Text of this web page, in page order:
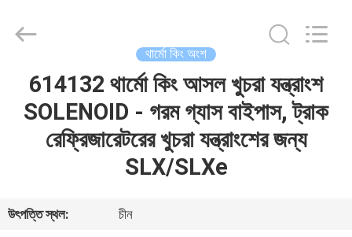
বাড়ি
সম্বন্ধে
INDUSTRY
Reserved.
থার্মো কিং অংশ
614132 থার্মো কিং আসল খুচরা যন্ত্রাংশ
SOLENOID - গরম গ্যাস বাইপাস, ট্রাক
রেফ্রিজারেটরের খুচরা যন্ত্রাংশের জন্য
SLX/SLXe
উৎপত্তি স্থল:
চীন